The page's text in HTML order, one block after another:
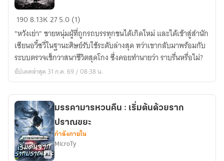
วาสนา
พลิก
สวรรค์
ข้า
จึง
เป็น
1908.13K275.0 (1)
"หวังเย่า" ชายหนุ่มผู้ที่ถูกรถบรรทุกชนได้เกิดใหม่ และได้เข้าสู่สำนัก
เซียนอวี้ซวี่ในฐานะศิษย์รับใช้ระดับล่างสุด ทว่าเขากลับมาพร้อมกับ
ระบบตรวจเช็กวาสนาชีวิตสุดโกง ซึ่งคอยทำนายว่า ราบรื่นหรื่อไม่?
อัปเดตล่าสุด 31 ก.ค. 69 / 08:38 น.
มรรคามารหวนคืน : เริ่มต้นด้วยราก
ปราณขยะ
กำลังภายใน
MicroTy